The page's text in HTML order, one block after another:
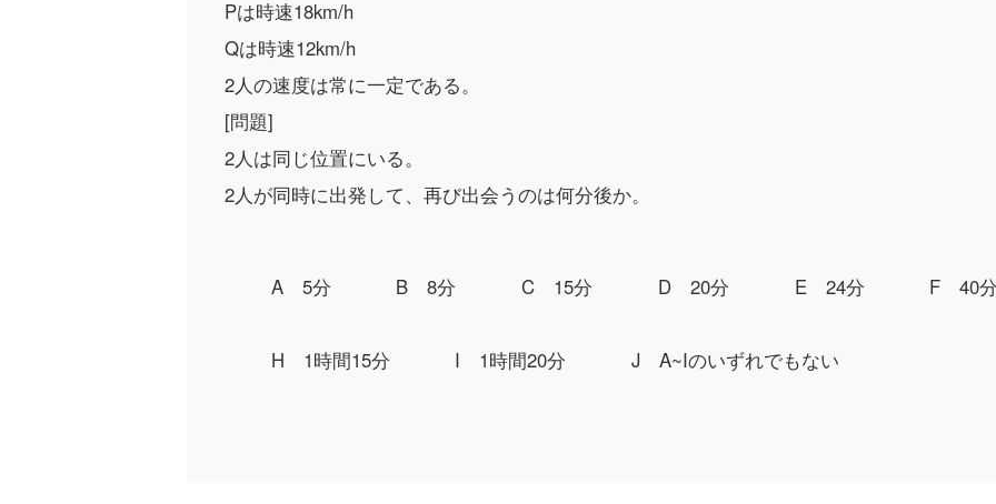
Pは時速18km/h
Qは時速12km/h
2人の速度は常に一定である。
[問題]
2人は同じ位置にいる。
2人が同時に出発して、再び出会うのは何分後か。
A 5分 B 8分 C 15分 D 20分 E 24分 F 40分
H 1時間15分 I 1時間20分 J A~Iのいずれでもない